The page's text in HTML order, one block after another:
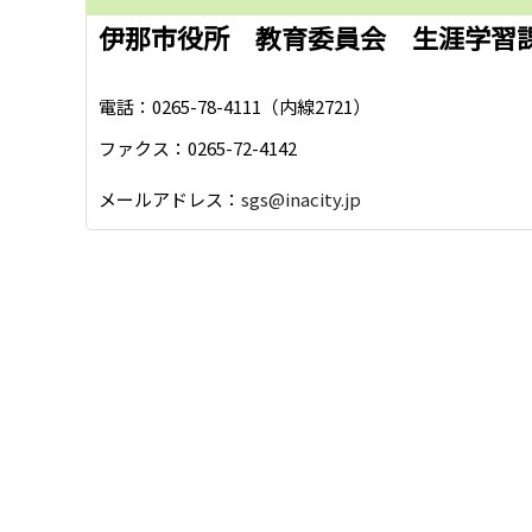
伊那市役所 教育委員会 生涯学習
電話：0265-78-4111（内線2721）
ファクス：0265-72-4142
メールアドレス： sgs@inacity.jp